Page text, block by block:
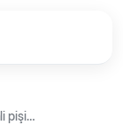
Royal Canin Digest Sensitive Care Həssas həzmli pişik üçün nəm yem, sousda dilimlər, 85 q